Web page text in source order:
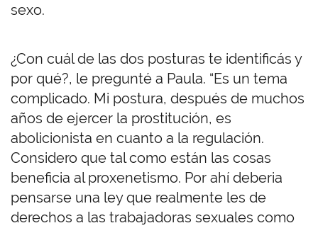
sexo.
¿Con cuál de las dos posturas te identificás y
por qué?, le pregunté a Paula. “Es un tema
complicado. Mi postura, después de muchos
años de ejercer la prostitución, es
abolicionista en cuanto a la regulación.
Considero que tal como están las cosas
beneficia al proxenetismo. Por ahí deberia
pensarse una ley que realmente les de
derechos a las trabajadoras sexuales como